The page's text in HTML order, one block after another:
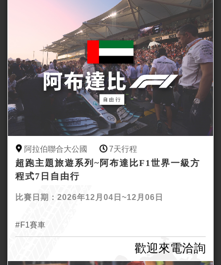
阿拉伯聯合大公國 7天行程
超跑主題旅遊系列~阿布達比F1世界一級方
程式7日自由行
比賽日期：2026年12月04日~12月06日
F1賽車
歡迎來電洽詢